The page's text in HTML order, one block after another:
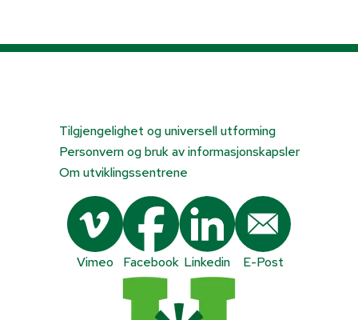
Tilgjengelighet og universell utforming
Personvern og bruk av informasjonskapsler
Om utviklingssentrene
Vimeo Facebook Linkedin E-Post